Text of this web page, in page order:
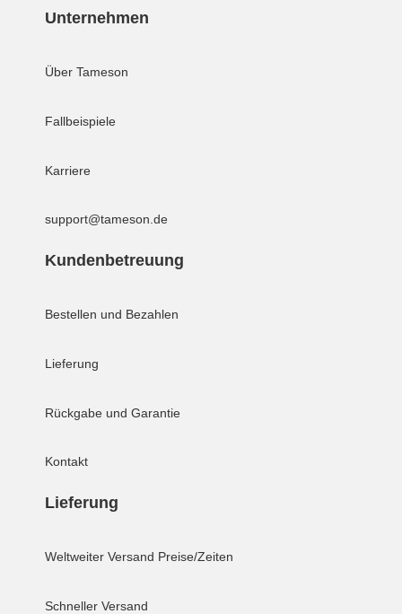
Unternehmen
Über Tameson
Fallbeispiele
Karriere
support@tameson.de
Kundenbetreuung
Bestellen und Bezahlen
Lieferung
Rückgabe und Garantie
Kontakt
Lieferung
Weltweiter Versand Preise/Zeiten
Schneller Versand